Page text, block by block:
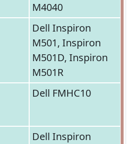
M4040
Dell Inspiron
M501, Inspiron
M501D, Inspiron
M501R
Dell FMHC10
Dell Inspiron